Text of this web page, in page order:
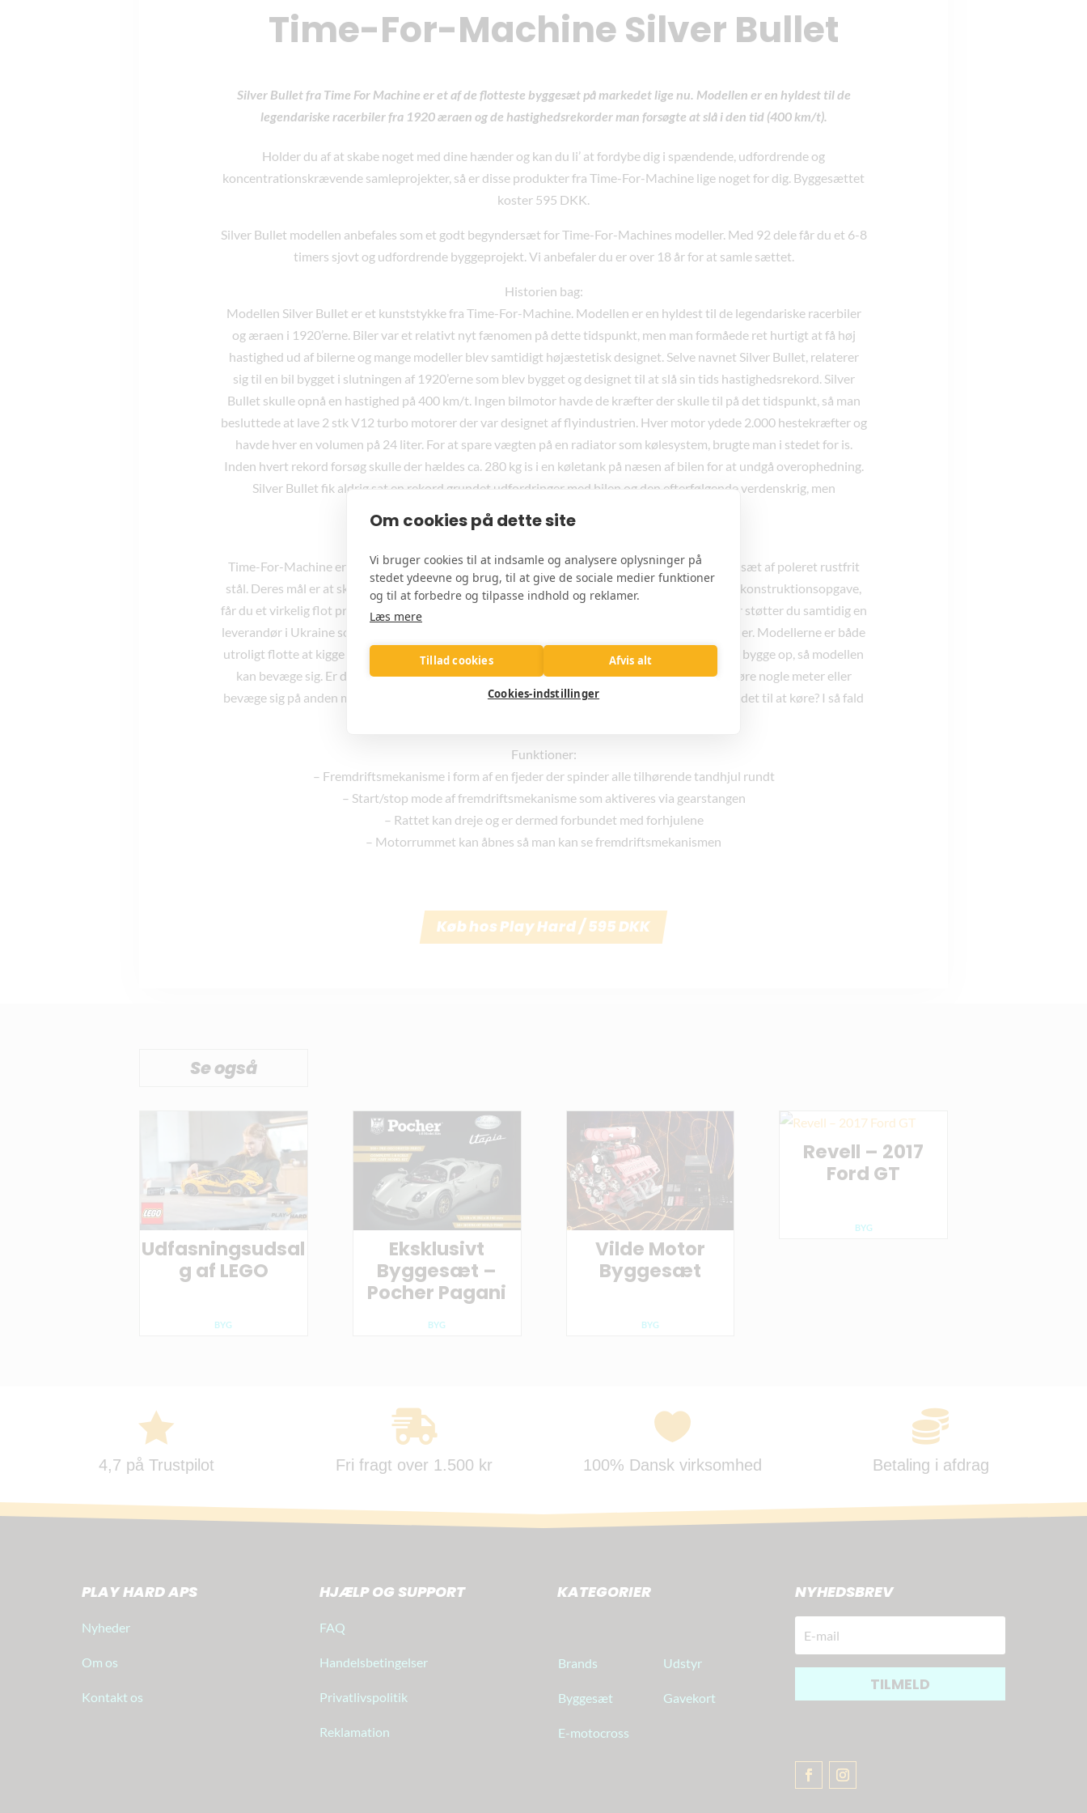
Om cookies på dette site
Vi bruger cookies til at indsamle og analysere oplysninger på
stedet ydeevne og brug, til at give de sociale medier funktioner
og til at forbedre og tilpasse indhold og reklamer.
Læs mere
Tillad cookies Afvis alt
Cookies-indstillinger
Time-For-Machine Silver Bullet
Silver Bullet fra Time For Machine er et af de flotteste byggesæt på markedet lige nu. Modellen er en hyldest til de
legendariske racerbiler fra 1920 æraen og de hastighedsrekorder man forsøgte at slå i den tid (400 km/t).
Holder du af at skabe noget med dine hænder og kan du li’ at fordybe dig i spændende, udfordrende og
koncentrationskrævende samleprojekter, så er disse produkter fra Time-For-Machine lige noget for dig. Byggesættet
koster 595 DKK.
Silver Bullet modellen anbefales som et godt begyndersæt for Time-For-Machines modeller. Med 92 dele får du et 6-8
timers sjovt og udfordrende byggeprojekt. Vi anbefaler du er over 18 år for at samle sættet.
Historien bag:
Modellen Silver Bullet er et kunststykke fra Time-For-Machine. Modellen er en hyldest til de legendariske racerbiler
og æraen i 1920’erne. Biler var et relativt nyt fænomen på dette tidspunkt, men man formåede ret hurtigt at få høj
hastighed ud af bilerne og mange modeller blev samtidigt højæstetisk designet. Selve navnet Silver Bullet, relaterer
sig til en bil bygget i slutningen af 1920’erne som blev bygget og designet til at slå sin tids hastighedsrekord. Silver
Bullet skulle opnå en hastighed på 400 km/t. Ingen bilmotor havde de kræfter der skulle til på det tidspunkt, så man
besluttede at lave 2 stk V12 turbo motorer der var designet af flyindustrien. Hver motor ydede 2.000 hestekræfter og
havde hver en volumen på 24 liter. For at spare vægten på en radiator som kølesystem, brugte man i stedet for is.
Inden hvert rekord forsøg skulle der hældes ca. 280 kg is i en køletank på næsen af bilen for at undgå overophedning.
Silver Bullet fik aldrig sat en rekord grundet udfordringer med bilen og den efterfølgende verdenskrig, men
legendarisk blev bilen alligevel.
Time-For-Machine er en forholdsvis ny virksomhed fra Ukraine der laver utroligt flotte byggesæt af poleret rustfrit
stål. Deres mål er at skabe de flotteste byggesæt på markedet. Så ud over at få en spændende konstruktionsopgave,
får du et virkelig flot produkt efterfølgende som du kan have stående til dekoration. Derudover støtter du samtidig en
leverandør i Ukraine som i forvejen har vanskelige betingelser grundet verdens omstændigheder. Modellerne er både
utroligt flotte at kigge på, men også fascinerende, da alle modeller har en mekanik du også skal bygge op, så modellen
kan bevæge sig. Er du dygtig til at samle dem, kan du skrue mekanismen op og få dem til at køre nogle meter eller
bevæge sig på anden måde afhængig af byggesættet. Er du den dygtige konstruktør der kan få det til at køre? I så fald
Funktioner:
– Fremdriftsmekanisme i form af en fjeder der spinder alle tilhørende tandhjul rundt
– Start/stop mode af fremdriftsmekanisme som aktiveres via gearstangen
– Rattet kan dreje og er dermed forbundet med forhjulene
– Motorrummet kan åbnes så man kan se fremdriftsmekanismen
Køb hos Play Hard / 595 DKK
Se også
Udfasningsudsal
g af LEGO
BYG
Eksklusivt
Byggesæt –
Pocher Pagani
BYG
Vilde Motor
Byggesæt
BYG
Revell – 2017
Ford GT
BYG

4,7 på Trustpilot

Fri fragt over 1.500 kr

100% Dansk virksomhed

Betaling i afdrag
PLAY HARD APS
Nyheder
Om os
Kontakt os
HJÆLP OG SUPPORT
FAQ
Handelsbetingelser
Privatlivspolitik
Reklamation
KATEGORIER
Brands
Byggesæt
E-motocross
Udstyr
Gavekort
NYHEDSBREV
TILMELD